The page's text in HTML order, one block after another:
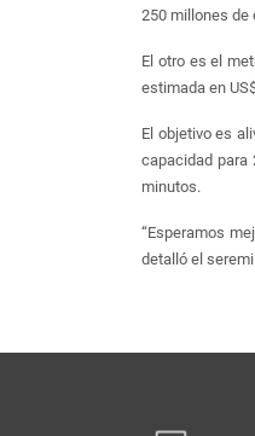
250 millones de
El otro es el
estimada en
El objetivo es
capacidad para
minutos.
“Esperamos
detalló el